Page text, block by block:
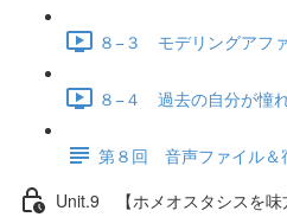
８−３ モデリングアフ
８−４ 過去の自分が憧
第８回 音声ファイル＆
Unit.9 【ホメオスタシスを味